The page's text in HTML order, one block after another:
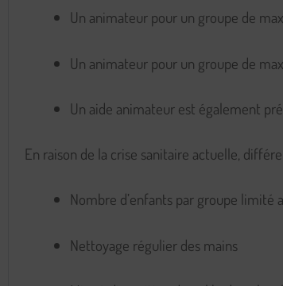
Un animateur pour un groupe de
Un animateur pour un groupe de
Un aide animateur est également
En raison de la crise sanitaire actuelle,
Nombre d’enfants par groupe limité
Nettoyage régulier des mains